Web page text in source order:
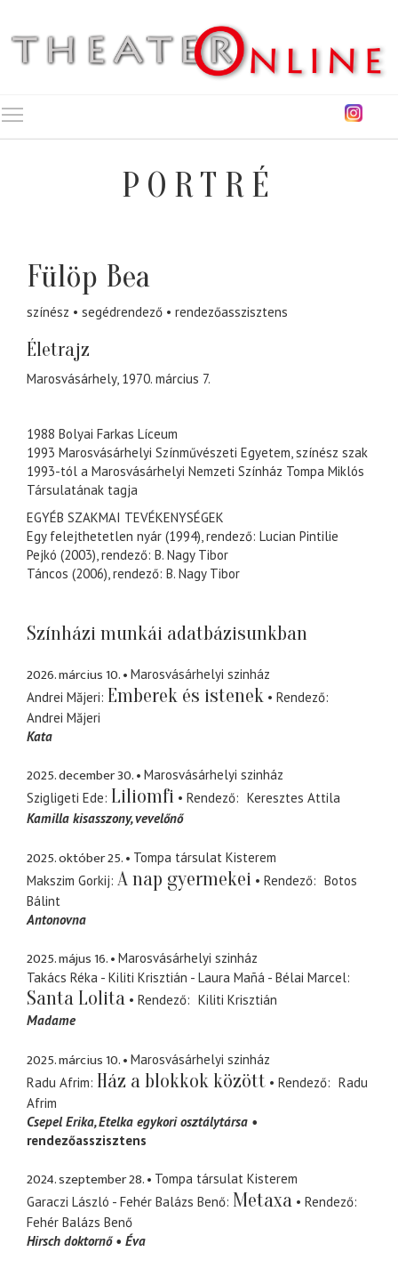
PORTRÉ
Fülöp Bea
színész segédrendező rendezőasszisztens
Életrajz
Marosvásárhely, 1970. március 7.
1988 Bolyai Farkas Líceum
1993 Marosvásárhelyi Színművészeti Egyetem, színész szak
1993-tól a Marosvásárhelyi Nemzeti Színház Tompa Miklós
Társulatának tagja
EGYÉB SZAKMAI TEVÉKENYSÉGEK
Egy felejthetetlen nyár (1994), rendező: Lucian Pintilie
Pejkó (2003), rendező: B. Nagy Tibor
Táncos (2006), rendező: B. Nagy Tibor
Színházi munkái adatbázisunkban
2026. március 10.
Marosvásárhelyi szinház
Andrei Măjeri Emberek és istenek
Rendező
Andrei Măjeri
Kata
2025. december 30.
Marosvásárhelyi szinház
Szigligeti Ede Liliomfi Rendező
Keresztes Attila
Kamilla kisasszony vevelőnő
2025. október 25.
Tompa társulat Kisterem
Makszim Gorkij A nap gyermekei Rendező
Botos
Bálint
Antonovna
2025. május 16.
Marosvásárhelyi szinház
Takács Réka - Kiliti Krisztián - Laura Mañá - Bélai Marcel
Santa Lolita Rendező
Kiliti Krisztián
Madame
2025. március 10.
Marosvásárhelyi szinház
Radu Afrim Ház a blokkok között Rendező
Radu
Afrim
Csepel Erika Etelka egykori osztálytársa
rendezőasszisztens
2024. szeptember 28.
Tompa társulat Kisterem
Garaczi László - Fehér Balázs Benő Metaxa
Rendező
Fehér Balázs Benő
Hirsch doktornő
Éva